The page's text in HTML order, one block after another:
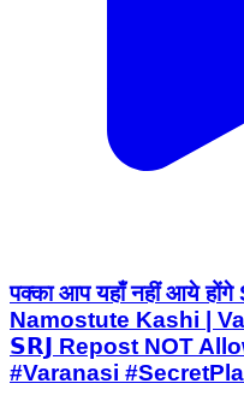
पक्का आप यहाँ नहीं आये
Namostute Kashi |
𝗦𝗥𝗝 Repost NOT
#Varanasi